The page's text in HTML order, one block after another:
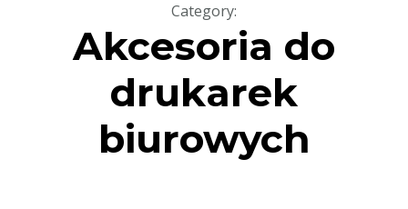
Category:
Akcesoria do
drukarek
biurowych